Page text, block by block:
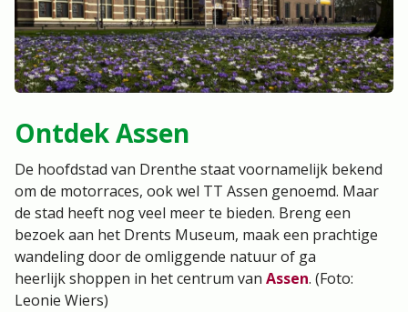
Ontdek Assen
De hoofdstad van Drenthe staat voornamelijk bekend
om de motorraces, ook wel TT Assen genoemd. Maar
de stad heeft nog veel meer te bieden. Breng een
bezoek aan het Drents Museum, maak een prachtige
wandeling door de omliggende natuur of ga
heerlijk shoppen in het centrum van Assen. (Foto:
Leonie Wiers)